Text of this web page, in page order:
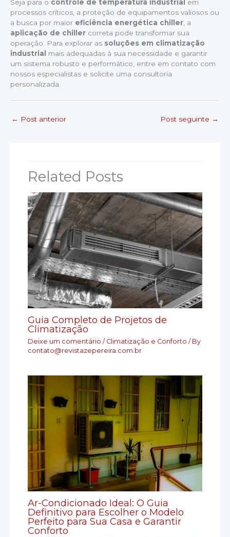
Seja para o controle de temperatura industrial
em
processos críticos, a proteção de equipamentos valiosos ou
a busca por maior eficiência energética chiller , a
aplicação de chiller correta pode transformar sua
operação. Para explorar as soluções em climatização
industrial
mais adequadas à sua necessidade e garantir
um sistema robusto e performático, entre em contato com
nossos especialistas e solicite uma consultoria
personalizada.
← Post anterior Post seguinte →
Related Posts
Guia Completo de Projetos de
Climatização
Deixe um comentário / Climatização e Conforto / By
contato@revistazepereira.com.br
Ar-Condicionado Ideal: O Guia
Definitivo para Escolher o Modelo
Perfeito para Sua Casa e Garantir
Conforto